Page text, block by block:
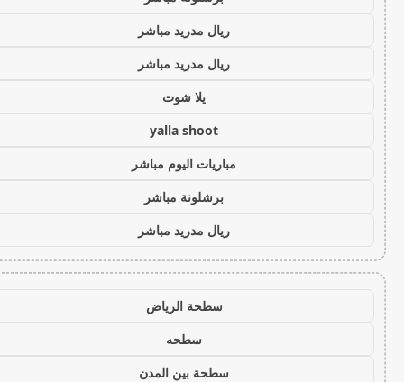
ريال مدريد مباشر
ريال مدريد مباشر
يلا شوت
yalla shoot
مباريات اليوم مباشر
برشلونة مباشر
ريال مدريد مباشر
سطحة الرياض
سطحه
سطحة بين المدن